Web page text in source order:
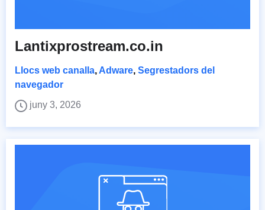
Lantixprostream.co.in
Llocs web canalla, Adware, Segrestadors del
navegador
juny 3, 2026